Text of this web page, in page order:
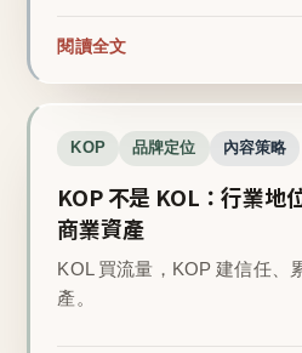
閱讀全文
KOP 品牌定位 內容策略
KOP 不是 KOL：行業地
商業資產
KOL 買流量，KOP 建信任、
產。